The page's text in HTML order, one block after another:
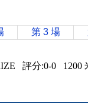
第 3 場
評分:0-0